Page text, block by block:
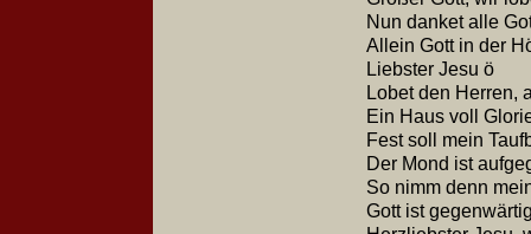
Nun danket alle
Allein Gott in der
Liebster Jesu ö
Lobet den Herren,
Ein Haus voll
Fest soll mein
Der Mond ist
So nimm denn
Gott ist